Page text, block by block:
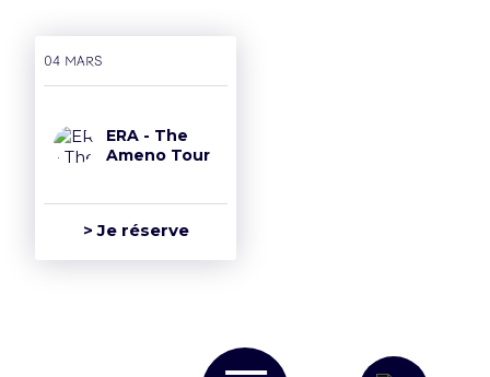
04 mars
ERA - The
Ameno Tour
> Je réserve